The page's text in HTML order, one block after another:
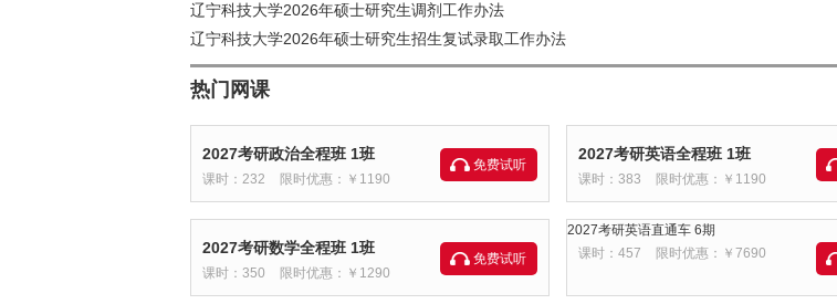
辽宁科技大学2026年硕士研究生调剂工作办法
辽宁科技大学2026年硕士研究生招生复试录取工作办法
热门网课
2027考研政治全程班 1班
课时：232 限时优惠：￥1190
免费试听
2027考研英语全程班 1班
课时：383 限时优惠：￥1190
2027考研数学全程班 1班
课时：350 限时优惠：￥1290
免费试听
2027考研英语直通车 6期
课时：457
限时优惠：￥7690